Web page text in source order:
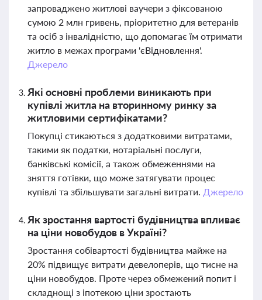
запроваджено житлові ваучери з фіксованою
сумою 2 млн гривень, пріоритетно для ветеранів
та осіб з інвалідністю, що допомагає їм отримати
житло в межах програми 'єВідновлення'.
Джерело
Які основні проблеми виникають при
купівлі житла на вторинному ринку за
житловими сертифікатами?
Покупці стикаються з додатковими витратами,
такими як податки, нотаріальні послуги,
банківські комісії, а також обмеженнями на
зняття готівки, що може затягувати процес
купівлі та збільшувати загальні витрати. Джерело
Як зростання вартості будівництва впливає
на ціни новобудов в Україні?
Зростання собівартості будівництва майже на
20% підвищує витрати девелоперів, що тисне на
ціни новобудов. Проте через обмежений попит і
складнощі з іпотекою ціни зростають